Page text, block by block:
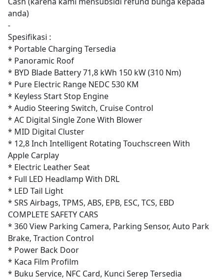
anda)
-
Spesifikasi :
* Portable Charging Tersedia
* Panoramic Roof
* BYD Blade Battery 71,8 kWh 150 kW (310 Nm)
* Pure Electric Range NEDC 530 KM
* Keyless Start Stop Engine
* Audio Steering Switch, Cruise Control
* AC Digital Single Zone With Blower
* MID Digital Cluster
* 12,8 Inch Intelligent Rotating Touchscreen With
Apple Carplay
* Electric Leather Seat
* Full LED Headlamp With DRL
* LED Tail Light
* SRS Airbags, TPMS, ABS, EPB, ESC, TCS, EBD
COMPLETE SAFETY CARS
* 360 View Parking Camera, Parking Sensor, Auto Park
Brake, Traction Control
* Power Back Door
* Kaca Film Profilm
* Buku Service, NFC Card, Kunci Serep Tersedia